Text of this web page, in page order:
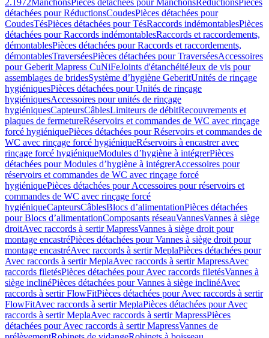
2.1972ManchonsPièces détachées pour ManchonsRéductionsPièces
détachées pour RéductionsCoudesPièces détachées pour
CoudesTésPièces détachées pour TésRaccords indémontablesPièces
détachées pour Raccords indémontablesRaccords et raccordements,
démontablesPièces détachées pour Raccords et raccordements,
démontablesTraverséesPièces détachées pour TraverséesAccessoires
pour Geberit Mapress CuNiFeJoints d'étanchéitéJeux de vis pour
assemblages de bridesSystème d’hygiène GeberitUnités de rinçage
hygiéniquesPièces détachées pour Unités de rinçage
hygiéniquesAccessoires pour unités de rinçage
hygiéniquesCapteursCâblesLimiteurs de débitRecouvrements et
plaques de fermetureRéservoirs et commandes de WC avec rinçage
forcé hygiéniquePièces détachées pour Réservoirs et commandes de
WC avec rinçage forcé hygiéniqueRéservoirs à encastrer avec
rinçage forcé hygiéniqueModules d’hygiène à intégrerPièces
détachées pour Modules d’hygiène à intégrerAccessoires pour
réservoirs et commandes de WC avec rinçage forcé
hygiéniquePièces détachées pour Accessoires pour réservoirs et
commandes de WC avec rinçage forcé
hygiéniqueCapteursCâblesBlocs d’alimentationPièces détachées
pour Blocs d’alimentationComposants réseauVannesVannes à siège
droitAvec raccords à sertir MapressVannes à siège droit pour
montage encastréPièces détachées pour Vannes à siège droit pour
montage encastréAvec raccords à sertir MeplaPièces détachées pour
Avec raccords à sertir MeplaAvec raccords à sertir MapressAvec
raccords filetésPièces détachées pour Avec raccords filetésVannes à
siège inclinéPièces détachées pour Vannes à siège inclinéAvec
raccords à sertir FlowFitPièces détachées pour Avec raccords à sertir
FlowFitAvec raccords à sertir MeplaPièces détachées pour Avec
raccords à sertir MeplaAvec raccords à sertir MapressPièces
détachées pour Avec raccords à sertir MapressVannes de